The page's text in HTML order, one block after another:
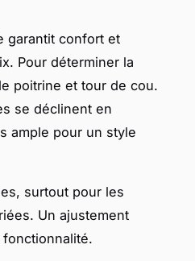
garantit confort et
Pour déterminer la
poitrine et tour de cou.
se déclinent en
ample pour un style
surtout pour les
Un ajustement